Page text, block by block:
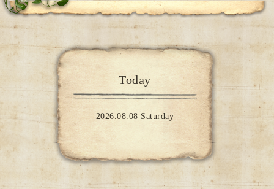
Today
2026.08.08 Saturday